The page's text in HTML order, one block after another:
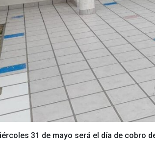
31 de mayo será el día de cobro